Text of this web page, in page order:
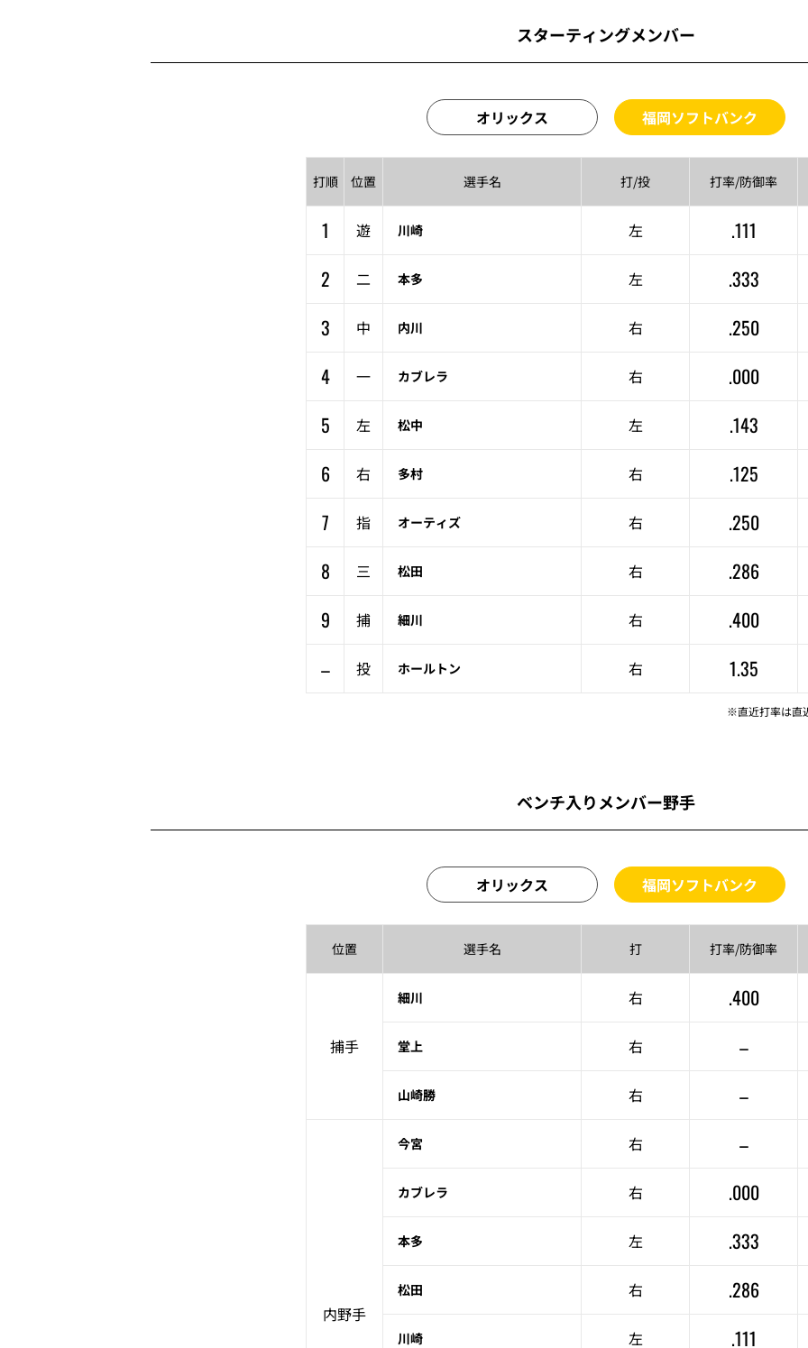
スターティングメンバー
オリックス 福岡ソフトバンク
打順 位置 選手名 打/投 打率/防御率
1 遊 川崎 左
.111
2
二 本多 左
.333
3
中 内川 右
.250
4
一 カブレラ 右
.000
5
左 松中 左
.143
6
右 多村 右
.125
7
指 オーティズ 右
.250
8
三 松田 右
.286
9
捕 細川 右
.400
–
投 ホールトン 右 1.35
※直近打率は直
ベンチ入りメンバー野手
オリックス 福岡ソフトバンク
位置 選手名 打 打率/防御率
捕手
細川 右 .400
堂上 右 –
山崎勝 右 –
内野手
今宮 右 –
カブレラ 右 .000
本多 左 .333
松田 右 .286
川崎 左 .111